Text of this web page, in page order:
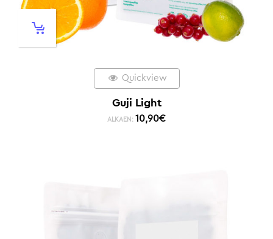
Quickview
Guji Light
ALKAEN: 10,90€